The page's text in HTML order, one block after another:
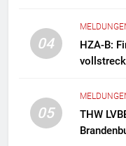
04
HZA-B:
05
THW